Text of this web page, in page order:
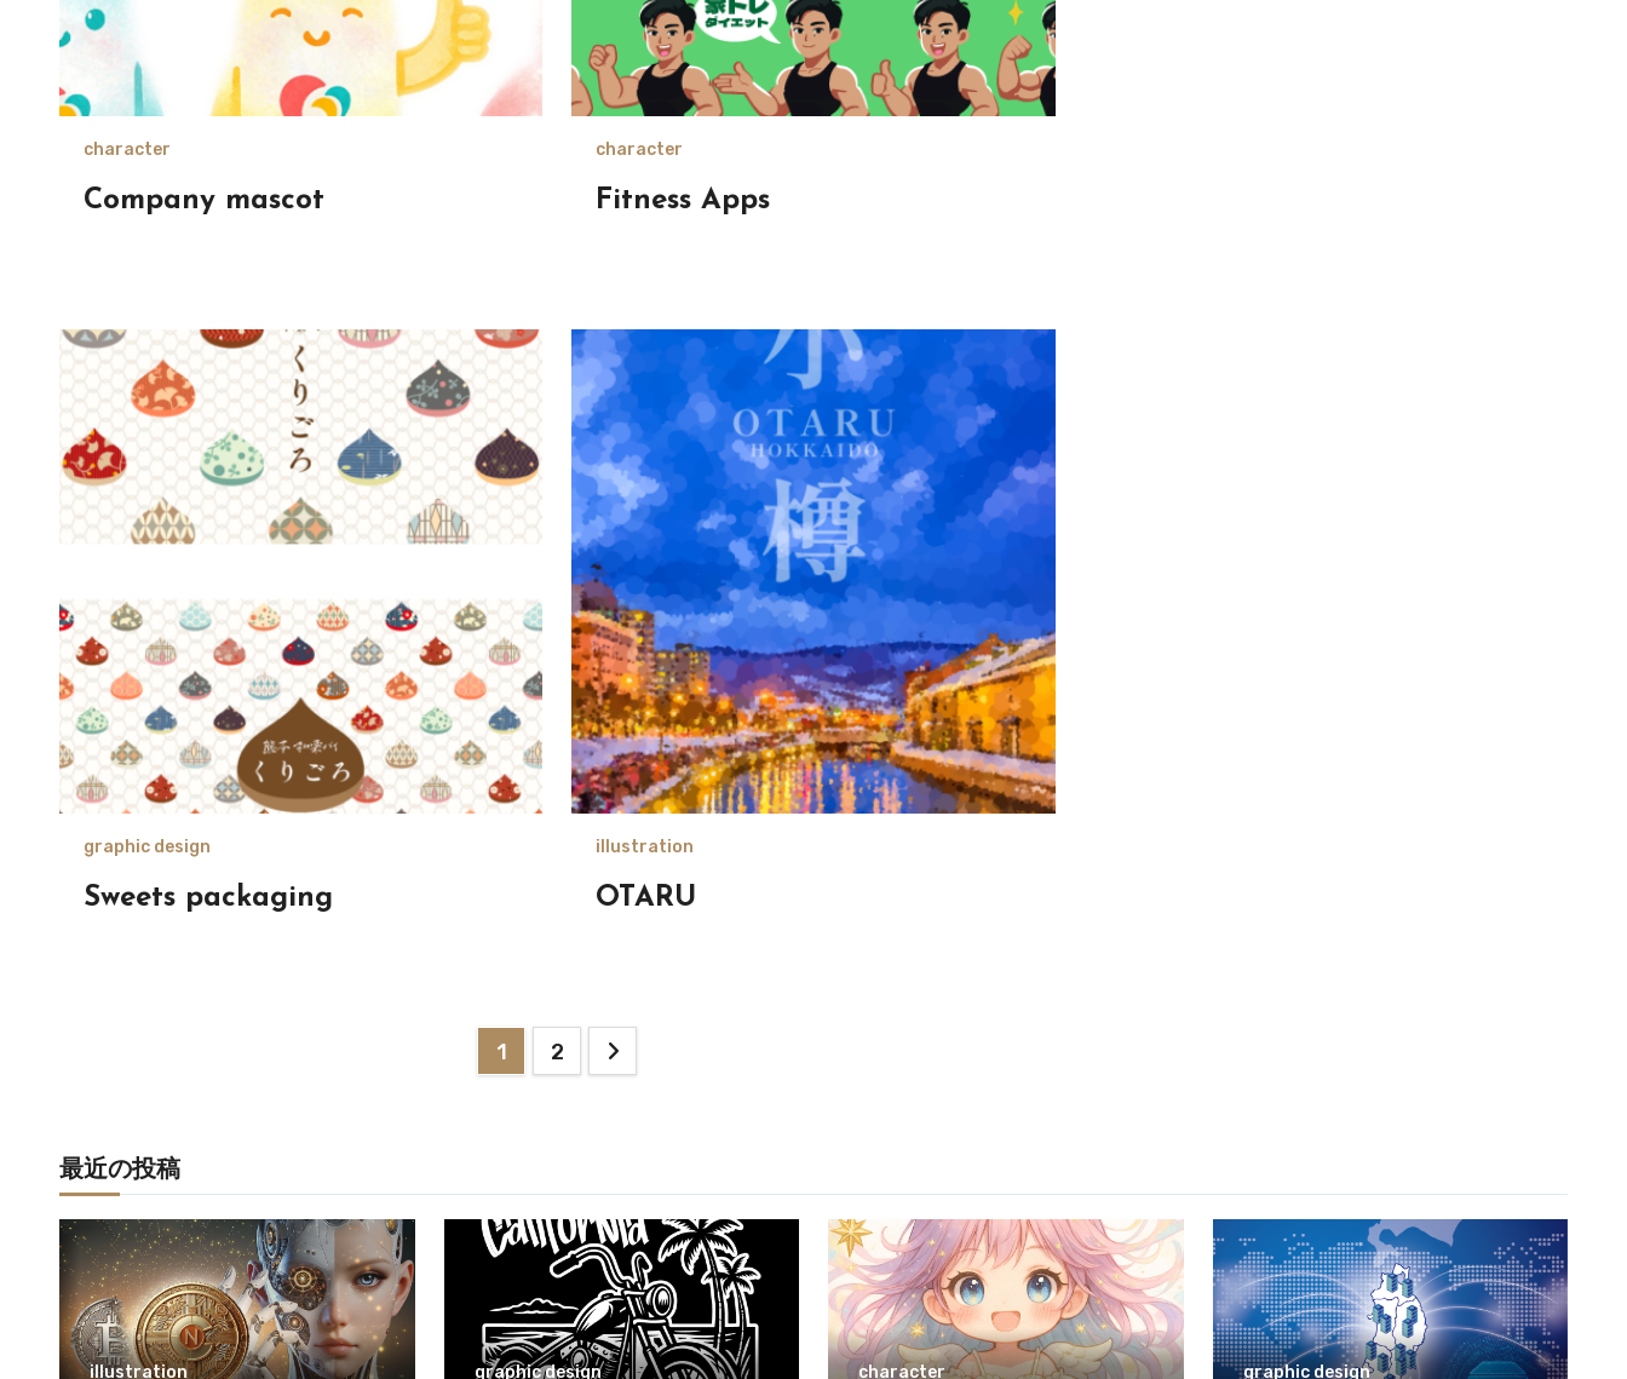
character
Company mascot
character
Fitness Apps
graphic design
Sweets packaging
illustration
OTARU
投
ペ
ー
ジ
送
1 2
最近の投稿
illustration graphic design character graphic design